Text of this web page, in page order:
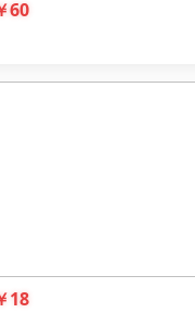
60
18